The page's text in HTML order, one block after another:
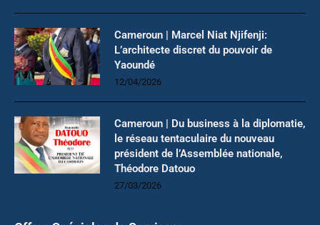
Cameroun | Marcel Niat Njifenji:
L’architecte discret du pouvoir de
Yaoundé
12/04/2026
Cameroun | Du business à la diplomatie,
le réseau tentaculaire du nouveau
président de l’Assemblée nationale,
Théodore Datouo
27/03/2026